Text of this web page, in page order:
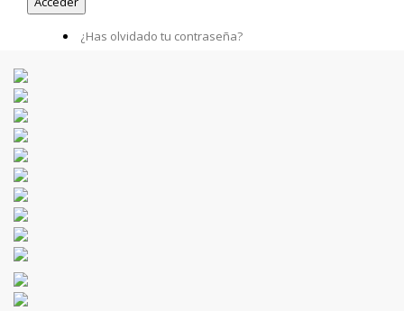
¿Has olvidado tu contraseña?